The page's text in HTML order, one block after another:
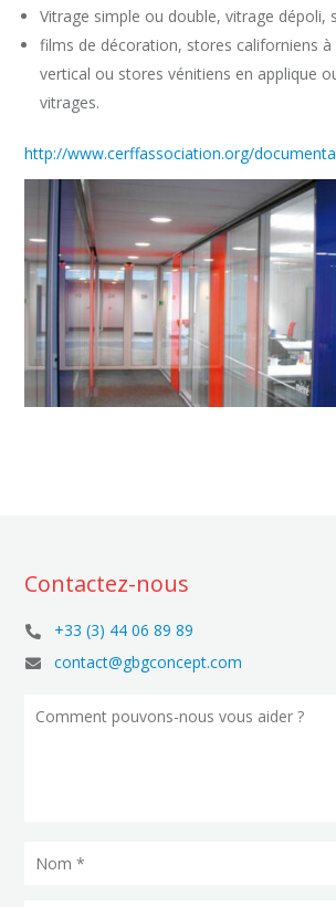
Vitrage simple ou double, vitrage dépoli,
films de décoration, stores californiens à
vertical ou stores vénitiens en applique
vitrages.
http://www.cerffassociation.org/
Contactez-nous
 +33 (3) 44 06 89 89
 contact@gbgconcept.com